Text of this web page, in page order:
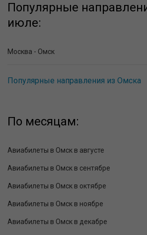
Популярные
июле:
Москва - Омск
Популярные направления из Омска
По месяцам:
Авиабилеты в Омск в августе
Авиабилеты в Омск в сентябре
Авиабилеты в Омск в октябре
Авиабилеты в Омск в ноябре
Авиабилеты в Омск в декабре